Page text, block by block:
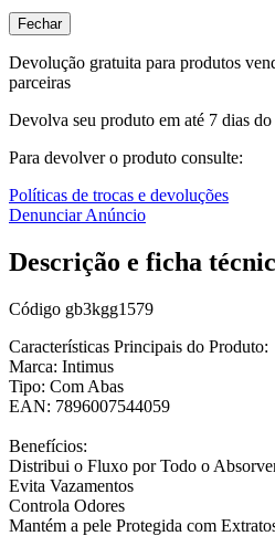
Fechar
Devolução gratuita para produtos
parceiras
Devolva seu produto em até 7 dias
Para devolver o produto consulte:
Políticas de trocas e devoluções
Denunciar Anúncio
Descrição e ficha
Código gb3kgg1579
Características Principais do Produto:
Marca: Intimus
Tipo: Com Abas
EAN: 7896007544059
Benefícios:
Distribui o Fluxo por Todo o
Evita Vazamentos
Controla Odores
Mantém a pele Protegida com